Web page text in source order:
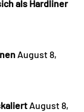
als Hardliner
August 8,
August 8,